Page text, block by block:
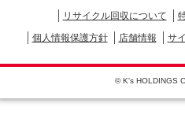
リサイクル回収について
個人情報保護方針
店舗情報 サ
© K's HOLDINGS